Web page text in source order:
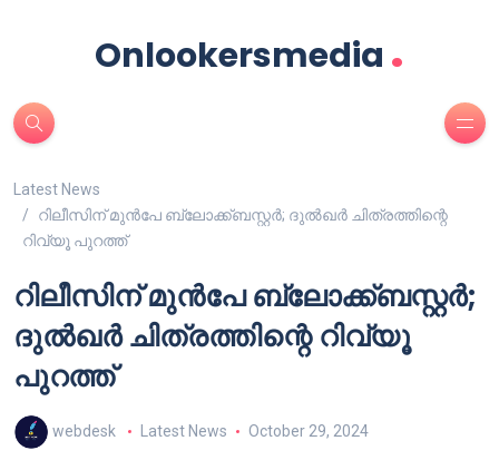
Onlookersmedia .
Latest News
റിലീസിന് മുൻപേ ബ്ലോക്ക്ബസ്റ്റർ; ദുൽഖർ ചിത്രത്തിന്റെ
റിവ്യൂ പുറത്ത്
റിലീസിന് മുൻപേ ബ്ലോക്ക്ബസ്റ്റർ;
ദുൽഖർ ചിത്രത്തിന്റെ റിവ്യൂ
പുറത്ത്
webdesk Latest News October 29, 2024